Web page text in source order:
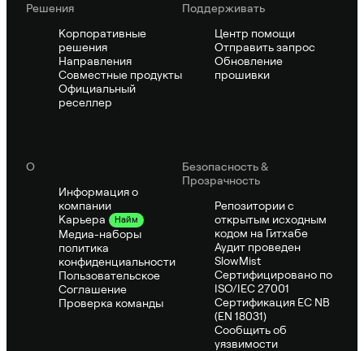
Решения
Корпоративные
решения
Направления
Совместные продукты
Официальный
реселлер
Поддерживать
Центр помощи
Отправить запрос
Обновление
прошивки
О
Информация о
компании
Карьера
Найм
Медиа-наборы
политика
конфиденциальности
Пользовательское
Соглашение
Проверка команды
Безопасность &
Прозрачность
Репозитории с
открытым исходным
кодом на Гитхабе
Аудит проведен
SlowMist
Сертифицировано по
ISO/IEC 27001
Сертификация ЕС NB
(EN 18031)
Сообщить об
уязвимости